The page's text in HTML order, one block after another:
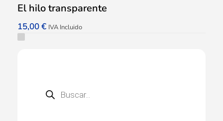
El hilo transparente
15,00€ IVA Incluido